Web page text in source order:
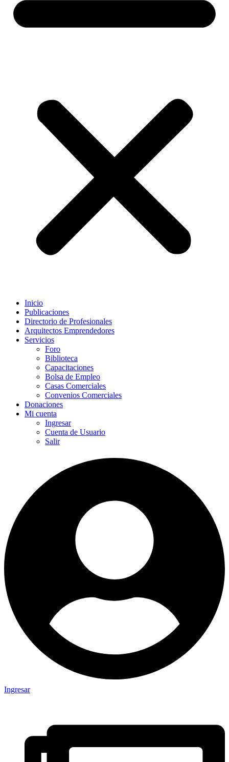
Inicio
Publicaciones
Directorio de Profesionales
Arquitectos Emprendedores
Servicios
Foro
Biblioteca
Capacitaciones
Bolsa de Empleo
Casas Comerciales
Convenios Comerciales
Donaciones
Mi cuenta
Ingresar
Cuenta de Usuario
Salir
Ingresar